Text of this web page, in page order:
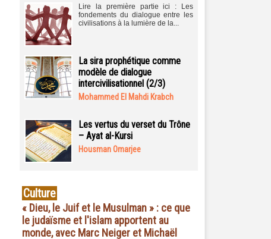
Lire la première partie ici : Les
fondements du dialogue entre les
civilisations à la lumière de la...
La sira prophétique comme
modèle de dialogue
intercivilisationnel (2/3)
Mohammed El Mahdi Krabch
Les vertus du verset du Trône
– Ayat al-Kursi
Housman Omarjee
Culture
« Dieu, le Juif et le Musulman » : ce que
le judaïsme et l'islam apportent au
monde, avec Marc Neiger et Michaël